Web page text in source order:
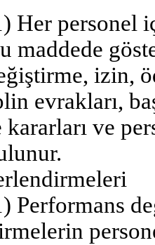
personel
maddede
izin,
evrakları,
ve
Performans